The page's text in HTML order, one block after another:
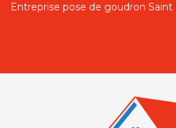
Entreprise pose de goudron Saint